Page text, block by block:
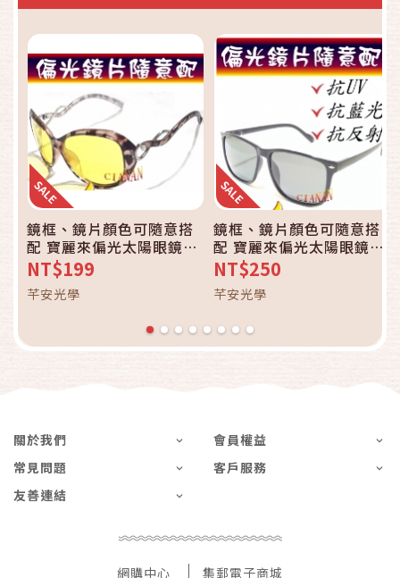
鏡框、鏡片顏色可隨意搭
配 寶麗來偏光太陽眼鏡
+UV400 抗藍光 青光眼、
黃斑部、白內障擋強光
1212
NT$199
芊安光學
鏡框、鏡片顏色可隨意搭
配 寶麗來偏光太陽眼鏡
+UV400 抗藍光 青光眼、
黃斑部、白內障擋強光
9052
NT$250
芊安光學
關於我們
會員權益
常見問題
客戶服務
友善連結
網購中心 集郵電子商城